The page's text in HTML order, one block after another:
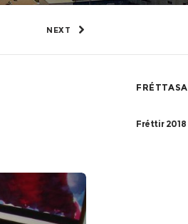
NEXT
Fréttir 2018